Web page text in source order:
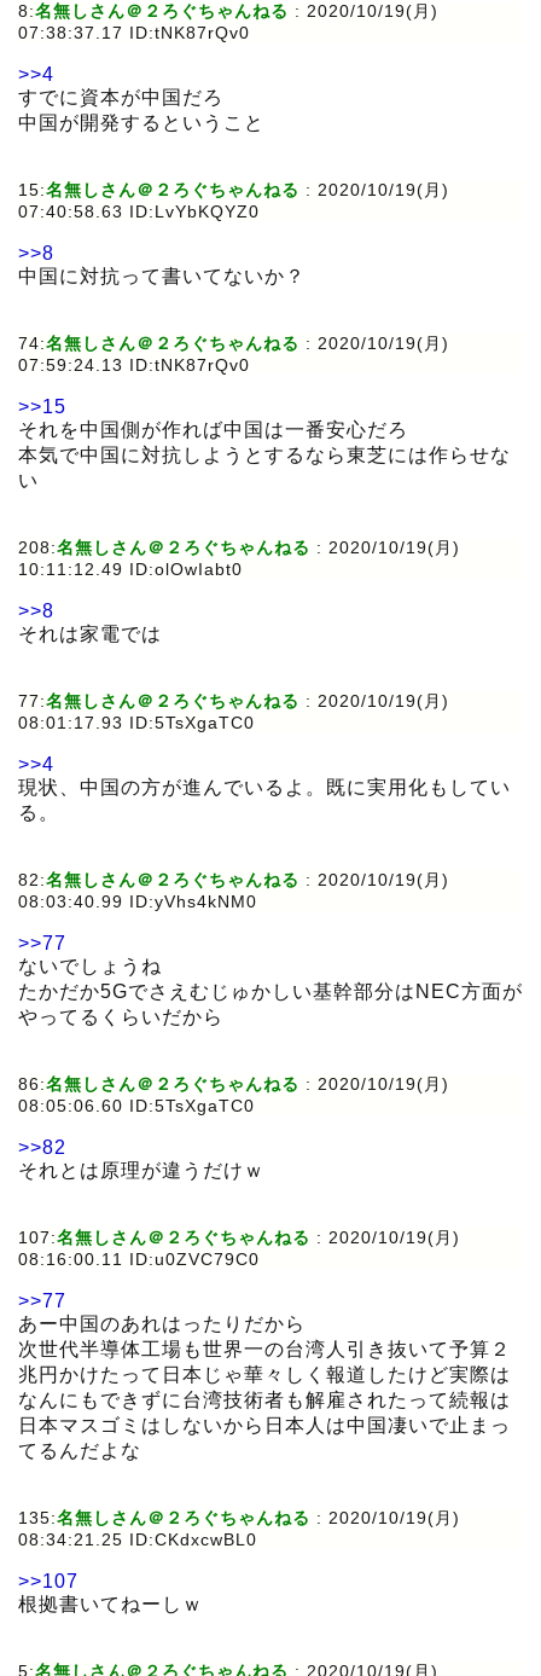
8:名無しさん＠２ろぐちゃんねる : 2020/10/19(月)
07:38:37.17 ID:tNK87rQv0
>>4
すでに資本が中国だろ
中国が開発するということ
15:名無しさん＠２ろぐちゃんねる : 2020/10/19(月)
07:40:58.63 ID:LvYbKQYZ0
>>8
中国に対抗って書いてないか？
74:名無しさん＠２ろぐちゃんねる : 2020/10/19(月)
07:59:24.13 ID:tNK87rQv0
>>15
それを中国側が作れば中国は一番安心だろ
本気で中国に対抗しようとするなら東芝には作らせな
い
208:名無しさん＠２ろぐちゃんねる : 2020/10/19(月)
10:11:12.49 ID:olOwIabt0
>>8
それは家電では
77:名無しさん＠２ろぐちゃんねる : 2020/10/19(月)
08:01:17.93 ID:5TsXgaTC0
>>4
現状、中国の方が進んでいるよ。既に実用化もしてい
る。
82:名無しさん＠２ろぐちゃんねる : 2020/10/19(月)
08:03:40.99 ID:yVhs4kNM0
>>77
ないでしょうね
たかだか5Gでさえむじゅかしい基幹部分はNEC方面が
やってるくらいだから
86:名無しさん＠２ろぐちゃんねる : 2020/10/19(月)
08:05:06.60 ID:5TsXgaTC0
>>82
それとは原理が違うだけｗ
107:名無しさん＠２ろぐちゃんねる : 2020/10/19(月)
08:16:00.11 ID:u0ZVC79C0
>>77
あー中国のあれはったりだから
次世代半導体工場も世界一の台湾人引き抜いて予算２
兆円かけたって日本じゃ華々しく報道したけど実際は
なんにもできずに台湾技術者も解雇されたって続報は
日本マスゴミはしないから日本人は中国凄いで止まっ
てるんだよな
135:名無しさん＠２ろぐちゃんねる : 2020/10/19(月)
08:34:21.25 ID:CKdxcwBL0
>>107
根拠書いてねーしｗ
5:名無しさん＠２ろぐちゃんねる : 2020/10/19(月)